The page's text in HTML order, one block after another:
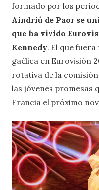
formado por los
Aindriú de Paor se
que ha vivido
Kennedy. El que
gaélica en Eurovisión
rotativa de la
las jóvenes promesas
Francia el próximo